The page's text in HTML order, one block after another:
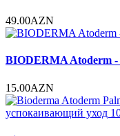
49.00AZN
BIODERMA Atoderm -
15.00AZN